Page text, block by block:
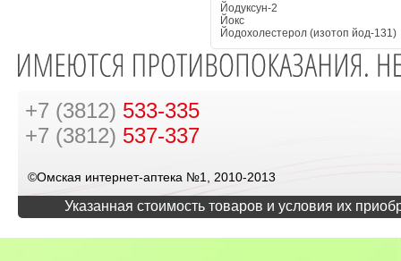
Йодуксун-2
Йокс
Йодохолестерол (изотоп йод-131)
+7 (3812) 533-335
+7 (3812) 537-337
©Омская интернет-аптека №1, 2010-2013
Указанная стоимость товаров и условия их